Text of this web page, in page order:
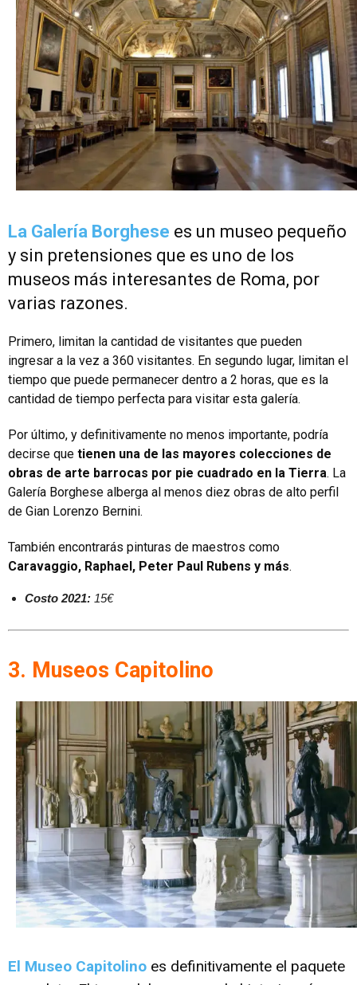
La Galería Borghese es un museo pequeño
y sin pretensiones que es uno de los
museos más interesantes de Roma, por
varias razones.
Primero, limitan la cantidad de visitantes que pueden
ingresar a la vez a 360 visitantes. En segundo lugar, limitan el
tiempo que puede permanecer dentro a 2 horas, que es la
cantidad de tiempo perfecta para visitar esta galería.
Por último, y definitivamente no menos importante, podría
decirse que tienen una de las mayores colecciones de
obras de arte barrocas por pie cuadrado en la Tierra. La
Galería Borghese alberga al menos diez obras de alto perfil
de Gian Lorenzo Bernini.
También encontrarás pinturas de maestros como
Caravaggio, Raphael, Peter Paul Rubens y más.
Costo 2021: 15€
3. Museos Capitolino
El Museo Capitolino es definitivamente el paquete